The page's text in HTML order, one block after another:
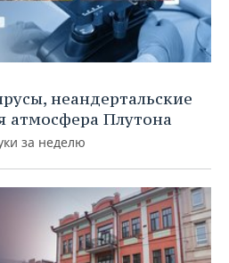
неандертальские
атмосфера Плутона
за неделю